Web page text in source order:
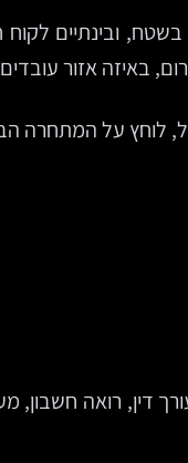
בשטח, ובינתיים
באיזה אזור
לוחץ על המתחרה
דין, רואה חשבון,